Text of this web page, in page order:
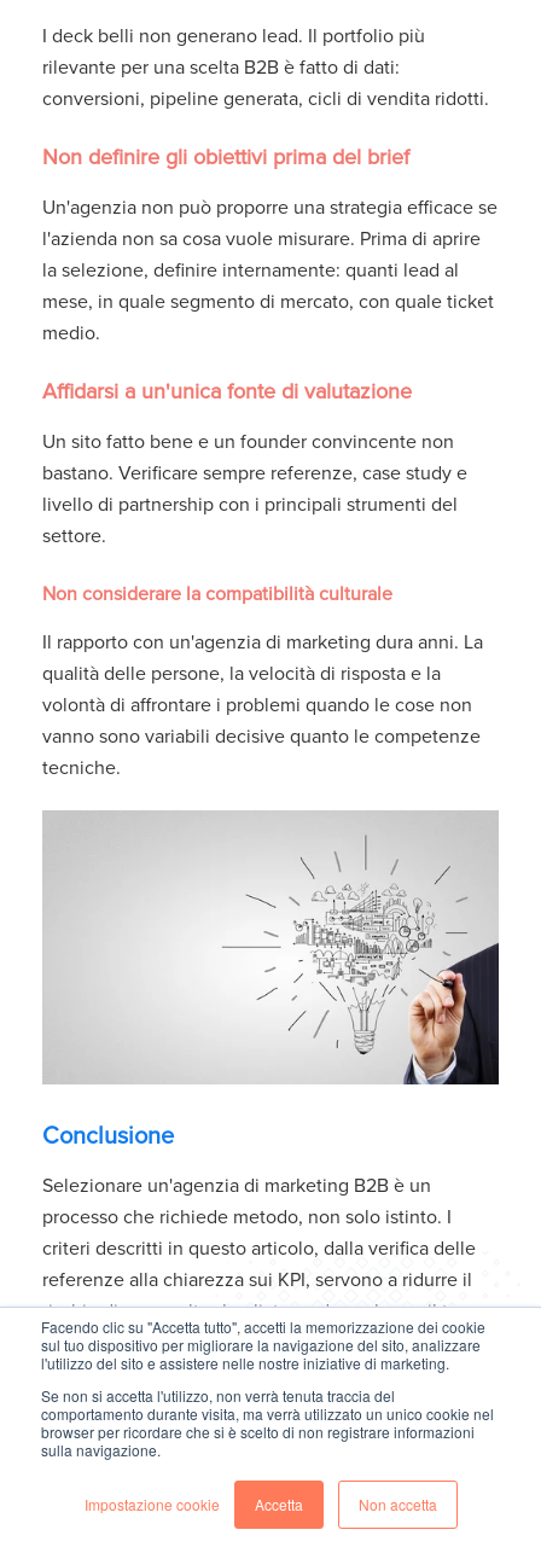
Facendo clic su "Accetta tutto", accetti la memorizzazione dei cookie
sul tuo dispositivo per migliorare la navigazione del sito, analizzare
l'utilizzo del sito e assistere nelle nostre iniziative di marketing.
Se non si accetta l'utilizzo, non verrà tenuta traccia del
comportamento durante visita, ma verrà utilizzato un unico cookie nel
browser per ricordare che si è scelto di non registrare informazioni
sulla navigazione.
Impostazione cookie Accetta Non accetta
I deck belli non generano lead. Il portfolio più
rilevante per una scelta B2B è fatto di dati:
conversioni, pipeline generata, cicli di vendita ridotti.
Non definire gli obiettivi prima del brief
Un'agenzia non può proporre una strategia efficace se
l'azienda non sa cosa vuole misurare. Prima di aprire
la selezione, definire internamente: quanti lead al
mese, in quale segmento di mercato, con quale ticket
medio.
Affidarsi a un'unica fonte di valutazione
Un sito fatto bene e un founder convincente non
bastano. Verificare sempre referenze, case study e
livello di partnership con i principali strumenti del
settore.
Non considerare la compatibilità culturale
Il rapporto con un'agenzia di marketing dura anni. La
qualità delle persone, la velocità di risposta e la
volontà di affrontare i problemi quando le cose non
vanno sono variabili decisive quanto le competenze
tecniche.
Conclusione
Selezionare un'agenzia di marketing B2B è un
processo che richiede metodo, non solo istinto. I
criteri descritti in questo articolo, dalla verifica delle
referenze alla chiarezza sui KPI, servono a ridurre il
rischio di una scelta sbagliata e ad accelerare il tempo
necessario per portare risultati concreti.
Il mercato delle agenzie italiane è ampio e
eterogeneo. Alcune sono cresciute sul digitale
consumer e si sono adattate al B2B. Altre, come
Fontimedia
, nascono specificamente per supportare
aziende con processi di vendita complessi, con